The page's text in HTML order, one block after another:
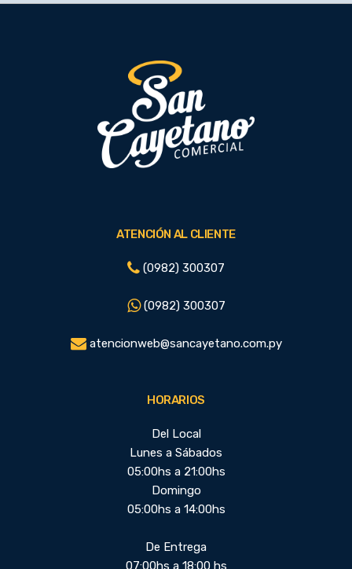
ATENCIÓN AL CLIENTE
(0982) 300307
(0982) 300307
atencionweb@sancayetano.com.py
HORARIOS
Del Local
Lunes a Sábados
05:00hs a 21:00hs
Domingo
05:00hs a 14:00hs
De Entrega
07:00hs a 18:00 hs